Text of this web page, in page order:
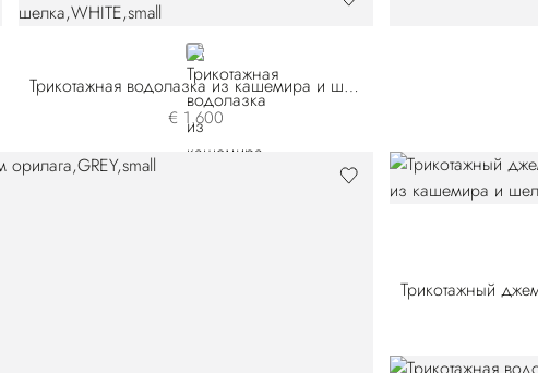
WHITE
Трикотажная водолазка из кашемира и шелка
€ 1.600